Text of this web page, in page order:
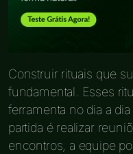
Construir rituais que
fundamental. Esses
ferramenta no dia a
partida é realizar
encontros, a equipe